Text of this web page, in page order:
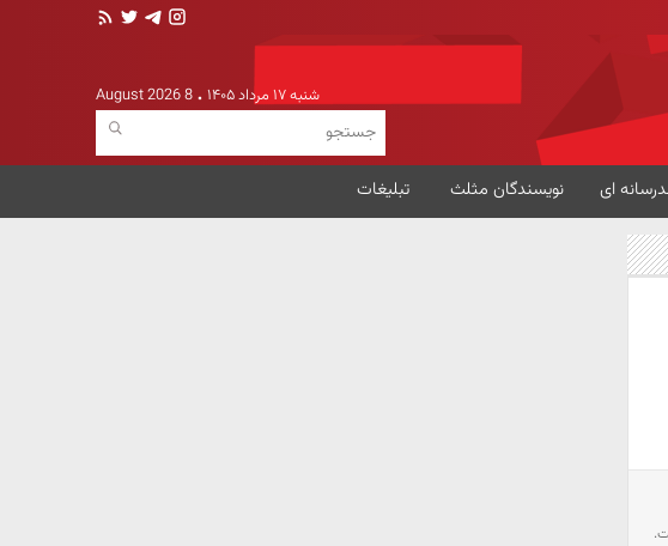
شنبه ۱۷ مرداد ۱۴۰۵ 8 August 2026
ای نویسندگان مثلث تبلیغات